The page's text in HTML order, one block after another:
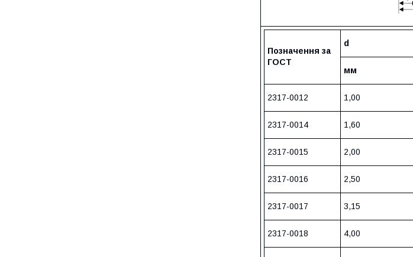
Позначення за
ГОСТ
d
мм
2317-0012 1,00
2317-0014 1,60
2317-0015 2,00
2317-0016 2,50
2317-0017 3,15
2317-0018 4,00